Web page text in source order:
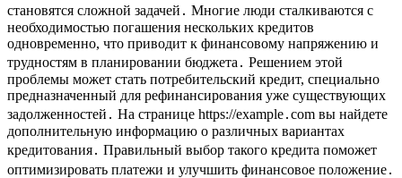
становятся сложной задачей․ Многие люди сталкиваются с
необходимостью погашения нескольких кредитов
одновременно, что приводит к финансовому напряжению и
трудностям в планировании бюджета․ Решением этой
проблемы может стать потребительский кредит, специально
предназначенный для рефинансирования уже существующих
задолженностей․ На странице https://example․com вы найдете
дополнительную информацию о различных вариантах
кредитования․ Правильный выбор такого кредита поможет
оптимизировать платежи и улучшить финансовое положение․